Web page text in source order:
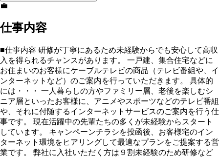
💼
仕事内容
■仕事内容 研修が丁寧にあるため未経験からでも安心して高収
入を得られるチャンスがあります。 一戸建、集合住宅などに
お住まいのお客様にケーブルテレビの商品（テレビ番組や、イ
ンターネットなど）のご案内を行っていただきます。 具体的
には・・・ 一人暮らしの方やファミリー層、老後を楽しむシ
ニア層といったお客様に、アニメやスポーツなどのテレビ番組
や、それに付随するインターネットサービスのご案内を行う仕
事です。 現在活躍中の先輩たちの多くが未経験からスタート
しています。 キャンペーンチラシを投函後、お客様宅のイン
ターネット環境をヒアリングして最適なプランをご提案する営
業です。 弊社に入社いただく方は９割未経験のため研修など